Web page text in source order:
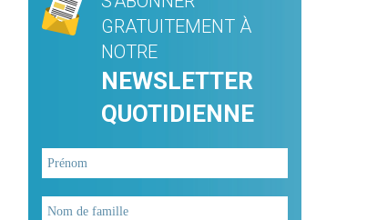
GRATUITEMENT À
NOTRE
NEWSLETTER
QUOTIDIENNE